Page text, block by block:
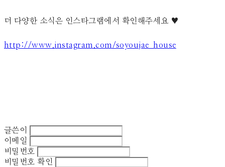
더 다양한 소식은 인스타그램에서 확인해주세요 ♥
http://www.instagram.com/soyoujae_house
글쓴이
이메일
비밀번호
비밀번호 확인